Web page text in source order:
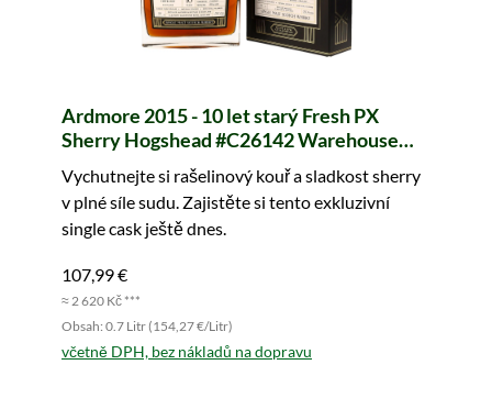
Ardmore 2015 - 10 let starý Fresh PX
Sherry Hogshead #C26142 Warehouse
No. 1 (Claxtons)
Vychutnejte si rašelinový kouř a sladkost sherry
v plné síle sudu. Zajistěte si tento exkluzivní
single cask ještě dnes.
107,99 €
≈ 2 620 Kč ***
Obsah: 0.7 Litr (154,27 €/Litr)
včetně DPH, bez nákladů na dopravu